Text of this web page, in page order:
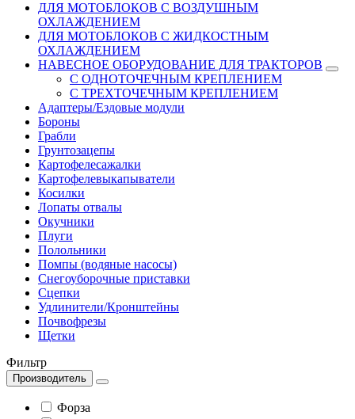
ДЛЯ МОТОБЛОКОВ С ВОЗДУШНЫМ
ОХЛАЖДЕНИЕМ
ДЛЯ МОТОБЛОКОВ С ЖИДКОСТНЫМ
ОХЛАЖДЕНИЕМ
НАВЕСНОЕ ОБОРУДОВАНИЕ ДЛЯ ТРАКТОРОВ
С ОДНОТОЧЕЧНЫМ КРЕПЛЕНИЕМ
С ТРЕХТОЧЕЧНЫМ КРЕПЛЕНИЕМ
Адаптеры/Ездовые модули
Бороны
Грабли
Грунтозацепы
Картофелесажалки
Картофелевыкапыватели
Косилки
Лопаты отвалы
Окучники
Плуги
Полольники
Помпы (водяные насосы)
Снегоуборочные приставки
Сцепки
Удлинители/Кронштейны
Почвофрезы
Щетки
Фильтр
Производитель
Форза